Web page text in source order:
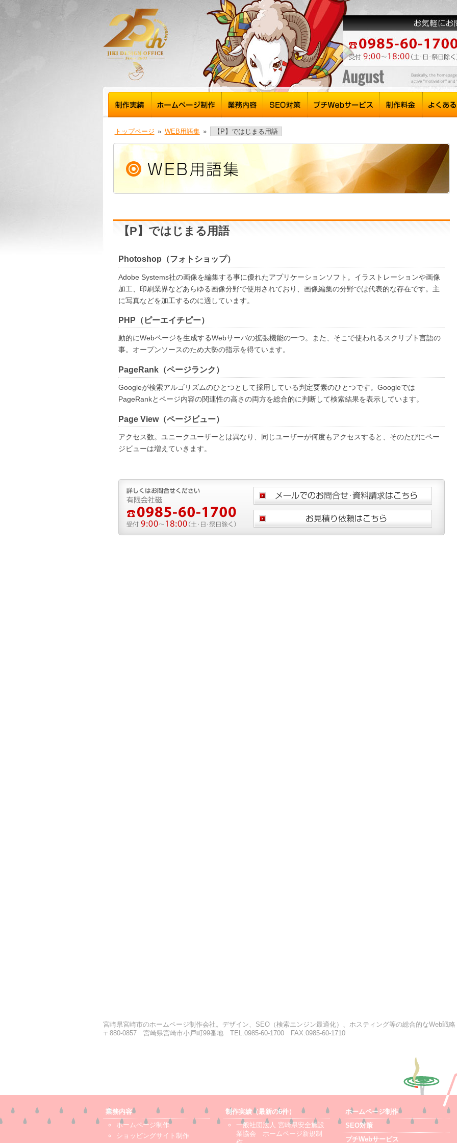
トップページ » WEB用語集 » 【P】ではじまる用語
【P】ではじまる用語
Photoshop（フォトショップ）
Adobe Systems社の画像を編集する事に優れたアプリケーションソフト。イラストレーションや画像
加工、印刷業界などあらゆる画像分野で使用されており、画像編集の分野では代表的な存在です。主
に写真などを加工するのに適しています。
PHP（ピーエイチピー）
動的にWebページを生成するWebサーバの拡張機能の一つ。また、そこで使われるスクリプト言語の
事。オープンソースのため大勢の指示を得ています。
PageRank（ページランク）
Googleが検索アルゴリズムのひとつとして採用している判定要素のひとつです。Googleでは
PageRankとページ内容の関連性の高さの両方を総合的に判断して検索結果を表示しています。
Page View（ページビュー）
アクセス数。ユニークユーザーとは異なり、同じユーザーが何度もアクセスすると、そのたびにペー
ジビューは増えていきます。
宮崎県宮崎市のホームページ制作会社。デザイン、SEO（検索エンジン最適化）、ホスティング等の総合的なWeb戦
〒880-0857 宮崎県宮崎市小戸町99番地 TEL.0985-60-1700 FAX.0985-60-1710
業務内容
ホームページ制作
ショッピングサイト制作
制作実績（最新の6件）
一般社団法人 宮崎県安全施設
業協会 ホームページ新規制
ホームページ制作
SEO対策
プチWebサービス